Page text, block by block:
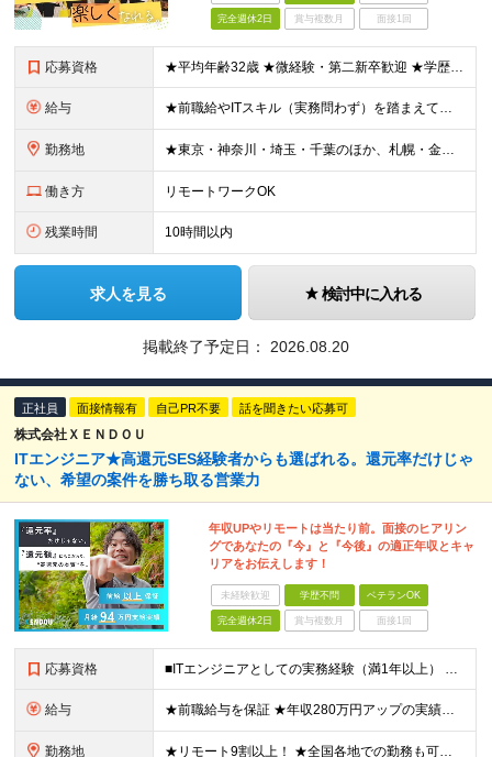
完全週休2日 賞与複数月 面接1回
応募資格 ★平均年齢32歳 ★微経験・第二新卒歓迎 ★学歴不問 ★人柄重視の採用 ＊＊＊＊＊＊＊＊＊＊＊ ■ 何かしらのITエンジニアとしての経験をお持ちの方 （年数は問いません） ○IT事務やヘルプデスク
給与 ★前職給やITスキル（実務問わず）を踏まえて金額を決定します。 ＊＊＊＊＊＊＊＊＊＊＊ ▼エリアにより異なります ■東京本社 ：月給280,000円以上 ■札幌営業所：月給220,000円以上 ■
勤務地 ★東京・神奈川・埼玉・千葉のほか、札幌・金沢・福岡で募集！ （※転勤なし、リモートワークの可能性あり） ■本社 ￣￣￣ 東京都台東区上野6-1-11 平岡ビル9F ※本社または、一都三県のプロジェク
働き方 リモートワークOK
残業時間 10時間以内
求人を見る 検討中に入れる
掲載終了予定日： 2026.08.20
正社員 面接情報有 自己PR不要 話を聞きたい応募可
株式会社ＸＥＮＤＯＵ
ITエンジニア★高還元SES経験者からも選ばれる。還元率だけじゃ
ない、希望の案件を勝ち取る営業力
年収UPやリモートは当たり前。面接のヒアリン
グであなたの『今』と『今後』の適正年収とキャ
リアをお伝えします！
未経験歓迎 学歴不問 ベテランOK
完全週休2日 賞与複数月 面接1回
応募資格 ■ITエンジニアとしての実務経験（満1年以上） ■学歴不問 ★年収を上げたい ★フルリモートで働きたい ★上流工程に携わりたい ★自社サービスをつくってみたい など これまでの経験を活かして環境を変
給与 ★前職給与を保証 ★年収280万円アップの実績あり ★想定年収：489万6,000円～979万2,000円 ※案件単価により上振れあり ■月給40万8,000円～81万6,000円 ※経験・能力に合
勤務地 ★リモート9割以上！ ★全国各地での勤務も可！地方在住の方も大歓迎です◎ ■各プロジェクト先にて勤務 ※プロジェクトは本人の希望を考慮し相談の上で決定 ※転居を伴う転勤なし 【本社】 東京都品川区